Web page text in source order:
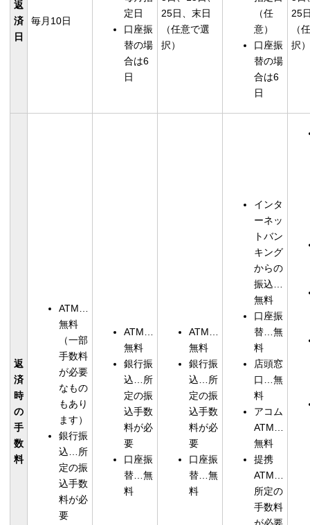
返
済
日
毎月10日
定日
口座振
替の場
合は6
日
25日、末日
（任意で選
択）
（任
意）
口座振
替の場
合は6
日
25
（
択）
返
済
時
の
手
数
料
ATM…
無料
（一部
手数料
が必要
なもの
もあり
ます）
銀行振
込…所
定の振
込手数
料が必
要
ATM…
無料
銀行振
込…所
定の振
込手数
料が必
要
口座振
替…無
料
ATM…
無料
銀行振
込…所
定の振
込手数
料が必
要
口座振
替…無
料
インタ
ーネッ
トバン
キング
からの
振込…
無料
口座振
替…無
料
店頭窓
口…無
料
アコム
ATM…
無料
提携
ATM…
所定の
手数料